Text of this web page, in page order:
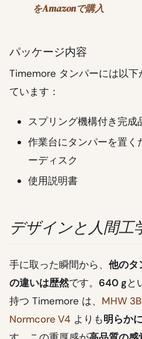
をAmazonで購入
パッケージ内容
Timemore タンパーには以下
ています：
スプリング機構付き完成
作業台にタンパーを置く
ーディスク
使用説明書
デザインと人間工
手に取った瞬間から、 他のタ
の違いは歴然です。 640 gと
持つ Timemore は、 MHW
Normcore V4 よりも明らか